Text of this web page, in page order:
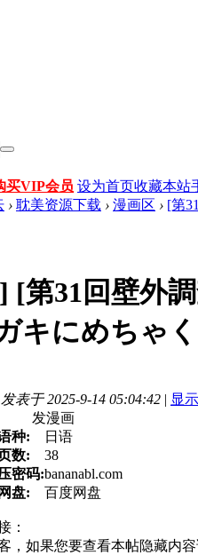
买VIP会员 设为首页收藏本站
› 耽美资源下载 › 漫画区 › [第
[第31回壁外
キにめちゃ
发表于 2025-9-14 05:04:42 | 显
发漫画
种:
日语
数:
38
密码:bananabl.com
网盘:
百度网盘
：
，如果您要查看本帖隐藏内